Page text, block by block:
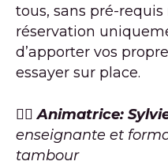
tous, sans pré-requis
réservation
d’apporter vos
essayer sur place.
🧘‍♀️ Animatrice:
enseignante et
tambour